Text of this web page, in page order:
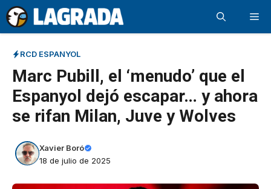
Saltar
al
contenido
RCD ESPANYOL
Marc Pubill, el ‘menudo’ que el
Espanyol dejó escapar… y ahora
se rifan Milan, Juve y Wolves
Xavier Boró
18 de julio de 2025